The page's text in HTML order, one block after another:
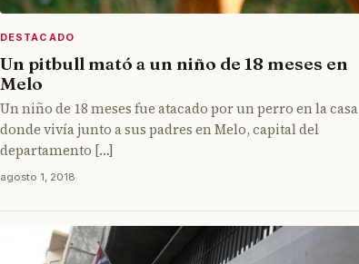
DESTACADO
Un pitbull mató a un niño de 18 meses en
Melo
Un niño de 18 meses fue atacado por un perro en la casa
donde vivía junto a sus padres en Melo, capital del
departamento […]
agosto 1, 2018